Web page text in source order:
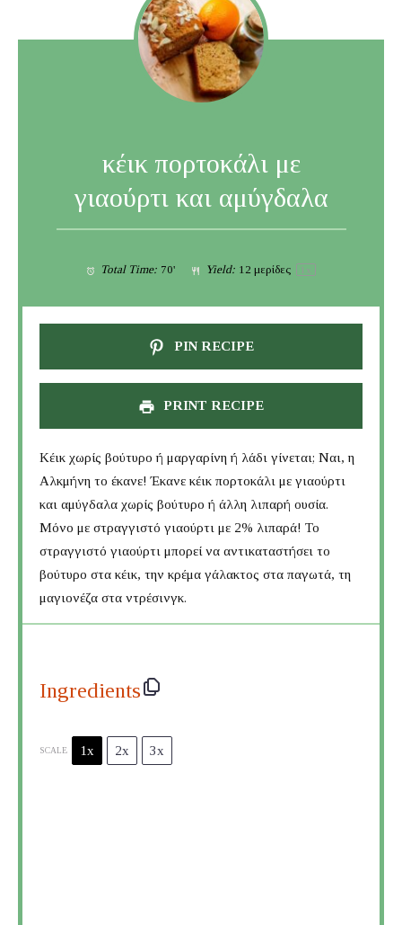
κέικ πορτοκάλι με
γιαούρτι και αμύγδαλα
Total Time: 70' Yield: 12 μερίδες 1 x
PIN RECIPE
PRINT RECIPE
Κέικ χωρίς βούτυρο ή μαργαρίνη ή λάδι γίνεται; Ναι, η
Αλκμήνη το έκανε! Έκανε κέικ πορτοκάλι με γιαούρτι
και αμύγδαλα χωρίς βούτυρο ή άλλη λιπαρή ουσία.
Μόνο με στραγγιστό γιαούρτι με 2% λιπαρά! Το
στραγγιστό γιαούρτι μπορεί να αντικαταστήσει το
βούτυρο στα κέικ, την κρέμα γάλακτος στα παγωτά, τη
μαγιονέζα στα ντρέσινγκ.
Ingredients
SCALE 1x 2x 3x